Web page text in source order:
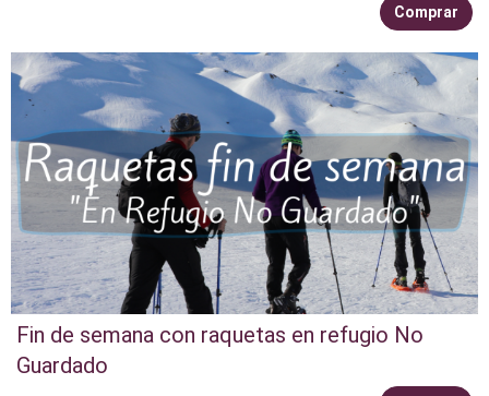
Comprar
Fin de semana con raquetas en refugio No
Guardado